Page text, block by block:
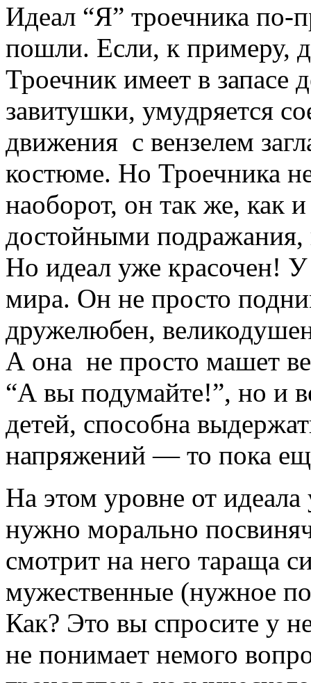
Идеал “Я” троечника по-
пошли. Если, к примеру,
Троечник имеет в запасе
завитушки, умудряется
движения с вензелем
костюме. Но Троечника
наоборот, он так же, как
достойными
Но идеал уже красочен! У
мира. Он не просто
дружелюбен,
А она не просто машет
“А вы подумайте!”, но и
детей, способна
напряжений — то пока
На этом уровне от идеала
нужно морально
смотрит на него тараща
мужественные (нужное
Как? Это вы спросите у
не понимает немого